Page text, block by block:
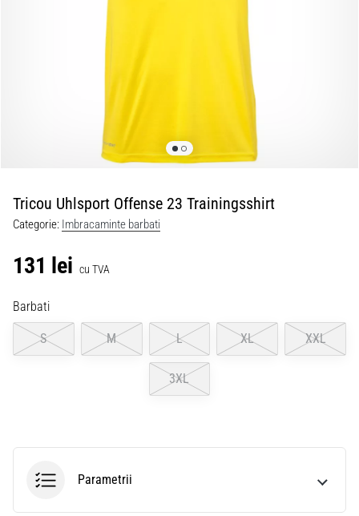
Tricou Uhlsport Offense 23 Trainingsshirt
Categorie: Imbracaminte barbati
131 lei cu TVA
Barbati
S M L XL XXL
3XL
Parametrii